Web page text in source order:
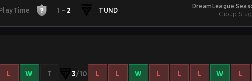
1 - 2 TUND
DreamLeague
Group
L W T 3/10 L L W L L L W L